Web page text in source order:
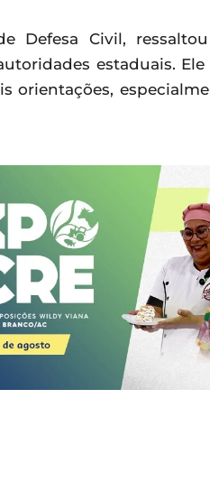
Defesa Civil,
estaduais.
orientações,